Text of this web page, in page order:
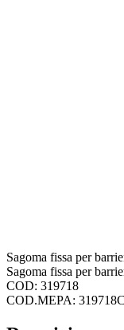
Sagoma fissa per
Sagoma fissa per
COD: 319718
COD.MEPA: